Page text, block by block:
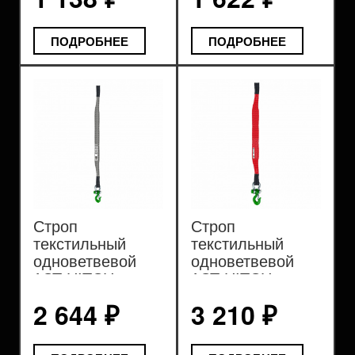
ПОДРОБНЕЕ ПОДРОБНЕЕ
Строп
текстильный
одноветвевой
1СТ HITCH
SF7 4т
2 644 ₽
Строп
текстильный
одноветвевой
1СТ HITCH
SF7 5т
3 210 ₽